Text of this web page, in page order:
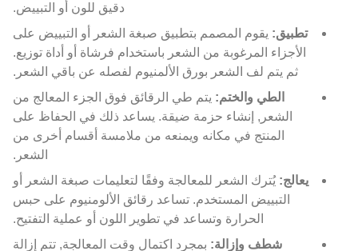
دقيق للون أو التبييض.
تطبيق: يقوم المصمم بتطبيق صبغة الشعر أو التبييض على
الأجزاء المرغوبة من الشعر باستخدام فرشاة أو أداة توزيع.
ثم يتم لف الشعر بورق الألمنيوم لفصله عن باقي الشعر.
الطي والختم: يتم طي الرقائق فوق الجزء المعالج من
الشعر, إنشاء حزمة ضيقة. يساعد ذلك في الحفاظ على
المنتج في مكانه ويمنعه من ملامسة أقسام أخرى من
الشعر.
يعالج: يُترك الشعر للمعالجة وفقًا لتعليمات صبغة الشعر أو
التبييض المستخدم. تساعد رقائق الألومنيوم على حبس
الحرارة وتساعد في تطوير اللون أو عملية التفتيح.
شطف وإزالة: بمجرد اكتمال وقت المعالجة, تتم إزالة